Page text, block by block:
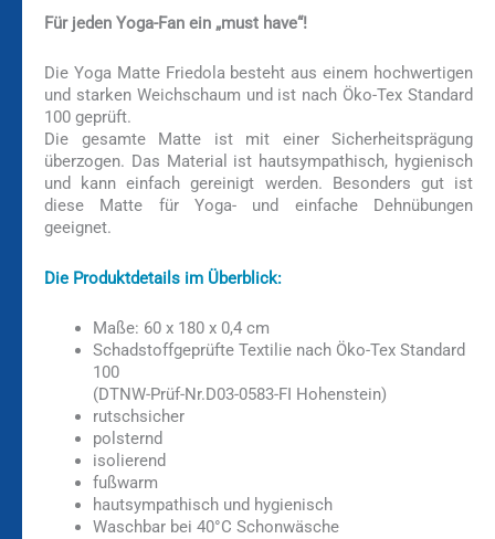
Für jeden Yoga-Fan ein „must have“!
Die Yoga Matte Friedola besteht aus einem hochwertigen
und starken Weichschaum und ist nach Öko-Tex Standard
100 geprüft.
Die gesamte Matte ist mit einer Sicherheitsprägung
überzogen. Das Material ist hautsympathisch, hygienisch
und kann einfach gereinigt werden. Besonders gut ist
diese Matte für Yoga- und einfache Dehnübungen
geeignet.
Die Produktdetails im Überblick:
Maße: 60 x 180 x 0,4 cm
Schadstoffgeprüfte Textilie nach Öko-Tex Standard
100
(DTNW-Prüf-Nr.D03-0583-FI Hohenstein)
rutschsicher
polsternd
isolierend
fußwarm
hautsympathisch und hygienisch
Waschbar bei 40°C Schonwäsche